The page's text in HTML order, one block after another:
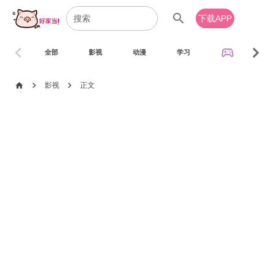
search 下载APP
全部 影视 动漫 学习 sports_esports
chevron_left chevron_right
home chevron_right 影视 chevron_right 正文